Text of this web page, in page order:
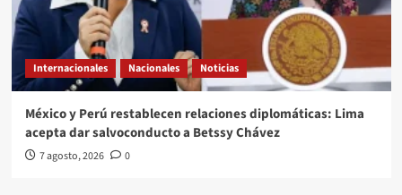
Internacionales Nacionales Noticias
México y Perú restablecen relaciones diplomáticas: Lima
acepta dar salvoconducto a Betssy Chávez
7 agosto, 2026 0